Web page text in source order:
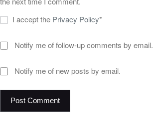
I accept the Privacy Policy*
Notify me of follow-up comments by email.
Notify me of new posts by email.
Post Comment